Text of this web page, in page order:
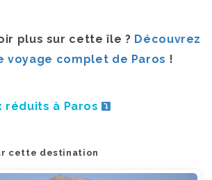
plus sur cette île ? Découvrez
voyage complet de Paros !
à Paros
cette destination